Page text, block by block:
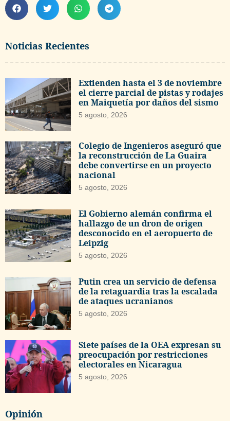
Noticias Recientes
Extienden hasta el 3 de noviembre
el cierre parcial de pistas y rodajes
en Maiquetía por daños del sismo
5 agosto, 2026
Colegio de Ingenieros aseguró que
la reconstrucción de La Guaira
debe convertirse en un proyecto
nacional
5 agosto, 2026
El Gobierno alemán confirma el
hallazgo de un dron de origen
desconocido en el aeropuerto de
Leipzig
5 agosto, 2026
Putin crea un servicio de defensa
de la retaguardia tras la escalada
de ataques ucranianos
5 agosto, 2026
Siete países de la OEA expresan su
preocupación por restricciones
electorales en Nicaragua
5 agosto, 2026
Opinión